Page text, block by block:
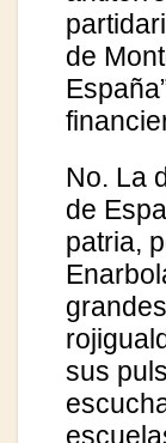
de
No. La
de
patria,
sus